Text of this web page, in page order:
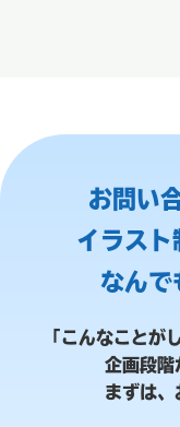
お問い
イラスト
なんで
「こんなことが
企画段階
まずは、